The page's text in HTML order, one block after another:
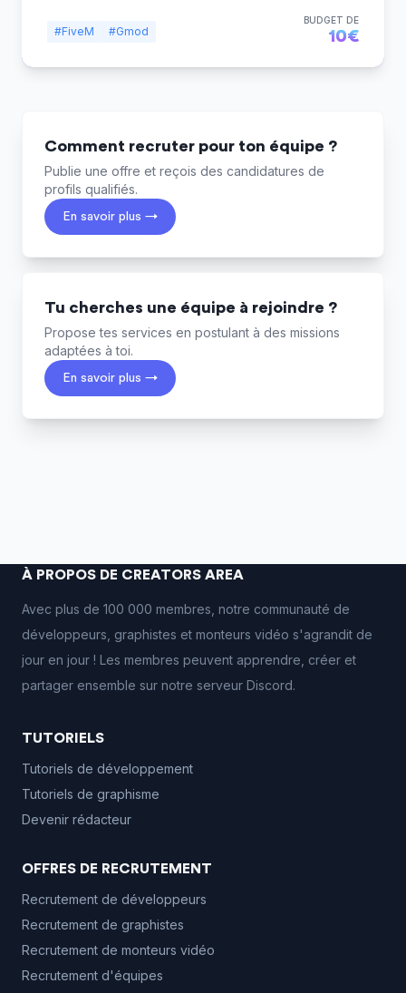
#FiveM #Gmod
BUDGET DE
10€
Comment recruter pour ton équipe ?
Publie une offre et reçois des candidatures de
profils qualifiés.
En savoir plus →
Tu cherches une équipe à rejoindre ?
Propose tes services en postulant à des missions
adaptées à toi.
En savoir plus →
À PROPOS DE CREATORS AREA
Avec plus de 100 000 membres, notre communauté de
développeurs, graphistes et monteurs vidéo s'agrandit de
jour en jour ! Les membres peuvent apprendre, créer et
partager ensemble sur notre serveur Discord.
TUTORIELS
Tutoriels de développement
Tutoriels de graphisme
Devenir rédacteur
OFFRES DE RECRUTEMENT
Recrutement de développeurs
Recrutement de graphistes
Recrutement de monteurs vidéo
Recrutement d'équipes